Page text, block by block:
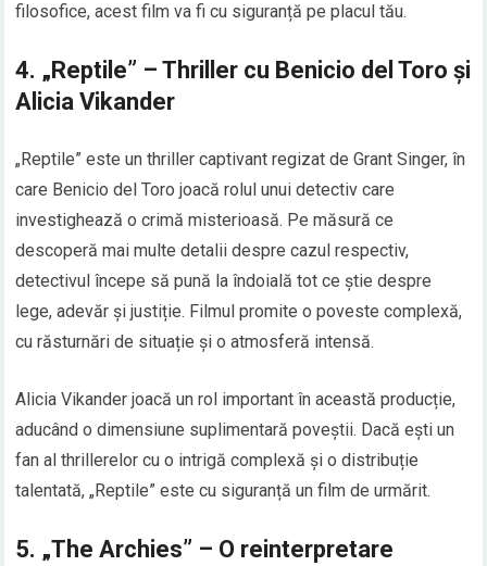
filosofice, acest film va fi cu siguranță pe placul tău.
4. „Reptile” – Thriller cu Benicio del Toro și
Alicia Vikander
„Reptile” este un thriller captivant regizat de Grant Singer, în
care Benicio del Toro joacă rolul unui detectiv care
investighează o crimă misterioasă. Pe măsură ce
descoperă mai multe detalii despre cazul respectiv,
detectivul începe să pună la îndoială tot ce știe despre
lege, adevăr și justiție. Filmul promite o poveste complexă,
cu răsturnări de situație și o atmosferă intensă.
Alicia Vikander joacă un rol important în această producție,
aducând o dimensiune suplimentară poveștii. Dacă ești un
fan al thrillerelor cu o intrigă complexă și o distribuție
talentată, „Reptile” este cu siguranță un film de urmărit.
5. „The Archies” – O reinterpretare